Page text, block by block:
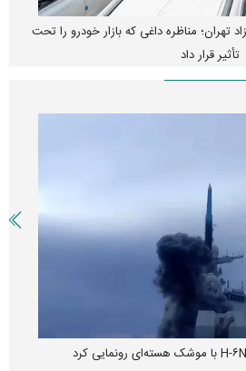
تهران؛ مناظره داغی که بازار خودرو را تحت
تأثیر قرار داد